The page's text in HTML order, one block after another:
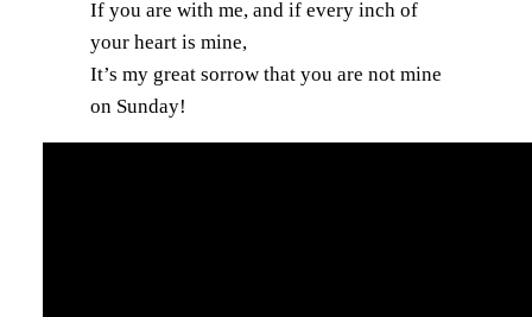
If you are with me, and if every inch of
your heart is mine,
It’s my great sorrow that you are not mine
on Sunday!